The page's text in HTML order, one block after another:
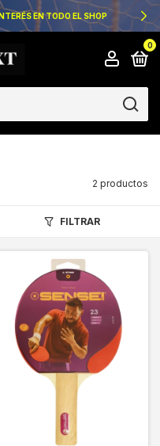
TODO EL SHOP
0
2 productos
FILTRAR